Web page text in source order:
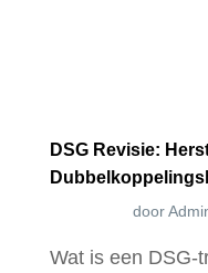
DSG Revisie:
door
Wat is een DSG-